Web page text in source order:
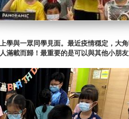
學與一眾同學見面。最近疫情穏定，大
滿載而歸！最重要的是可以與其他小朋